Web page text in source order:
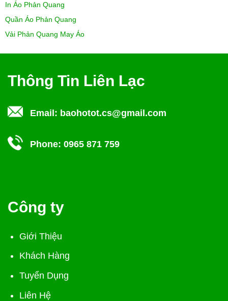
In Áo Phản Quang
Quần Áo Phản Quang
Vải Phản Quang May Áo
Thông Tin Liên Lạc
Email: baohotot.cs@gmail.com
Phone: 0965 871 759
Công ty
Giới Thiệu
Khách Hàng
Tuyển Dụng
Liên Hệ